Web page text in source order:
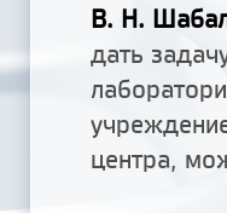
В. Н.
дать
центра,